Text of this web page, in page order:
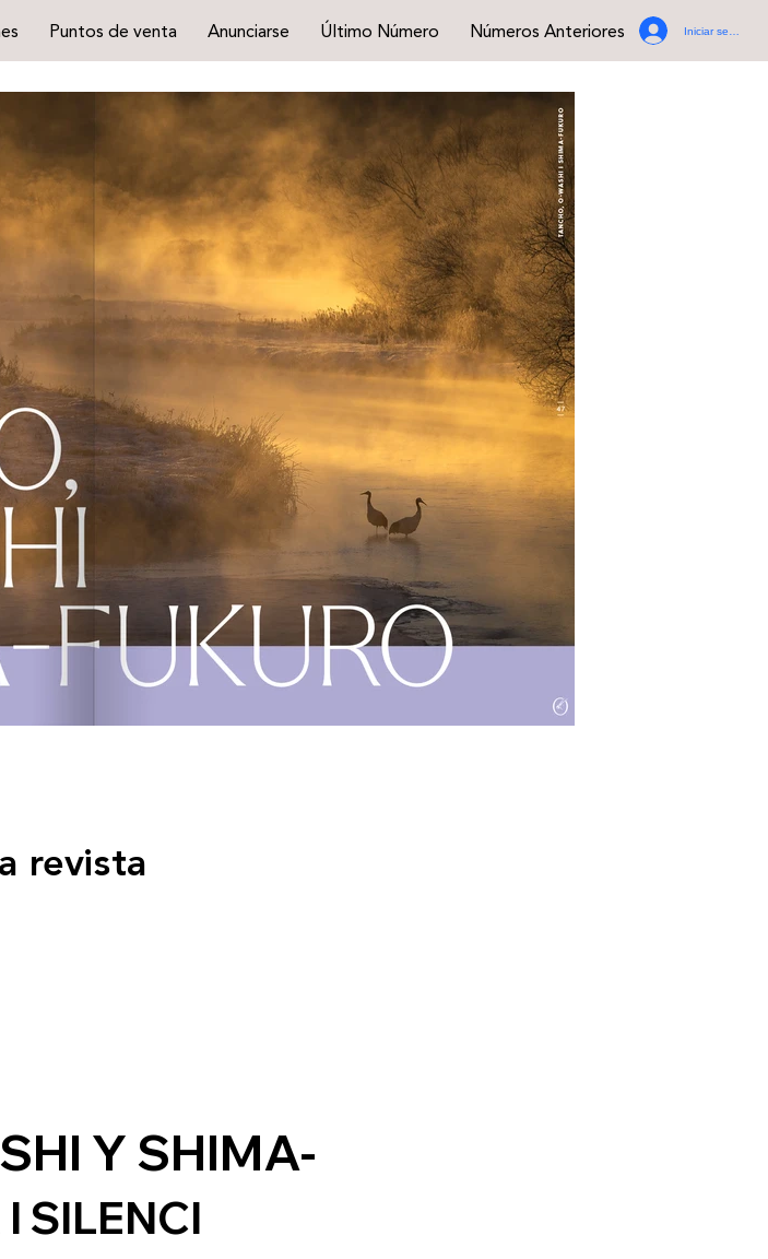
Puntos de venta Anunciarse Último Número Números Anteriores Iniciar sesión
revista
Y SHIMA-
SILENCI